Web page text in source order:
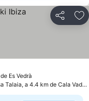
Partilhar
Es Vedrà
Sant Josep de sa Talaia, a 4.4 km de Cala Vadella